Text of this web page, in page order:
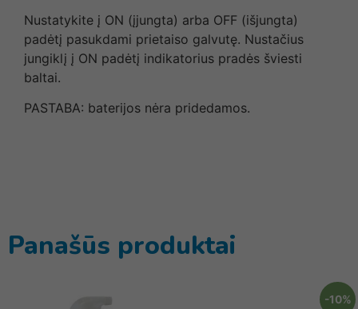
Nustatykite į ON (įjungta) arba OFF (išjungta)
padėtį pasukdami prietaiso galvutę. Nustačius
jungiklį į ON padėtį indikatorius pradės šviesti
baltai.
PASTABA: baterijos nėra pridedamos.
Panašūs produktai
-10%